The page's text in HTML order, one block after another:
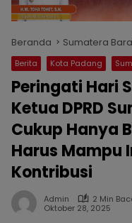
Beranda Sumatera
Berita Kota Padang
Peringati Hari
Ketua DPRD
Cukup Hanya
Harus Mampu
Kontribusi
Admin
2 Min
Oktober 28, 2025